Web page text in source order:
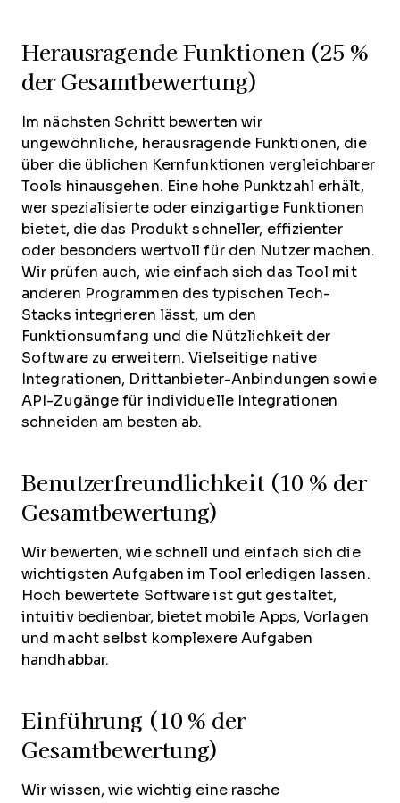
Herausragende Funktionen (25 %
der Gesamtbewertung)
Im nächsten Schritt bewerten wir
ungewöhnliche, herausragende Funktionen, die
über die üblichen Kernfunktionen vergleichbarer
Tools hinausgehen. Eine hohe Punktzahl erhält,
wer spezialisierte oder einzigartige Funktionen
bietet, die das Produkt schneller, effizienter
oder besonders wertvoll für den Nutzer machen.
Wir prüfen auch, wie einfach sich das Tool mit
anderen Programmen des typischen Tech-
Stacks integrieren lässt, um den
Funktionsumfang und die Nützlichkeit der
Software zu erweitern. Vielseitige native
Integrationen, Drittanbieter-Anbindungen sowie
API-Zugänge für individuelle Integrationen
schneiden am besten ab.
Benutzerfreundlichkeit (10 % der
Gesamtbewertung)
Wir bewerten, wie schnell und einfach sich die
wichtigsten Aufgaben im Tool erledigen lassen.
Hoch bewertete Software ist gut gestaltet,
intuitiv bedienbar, bietet mobile Apps, Vorlagen
und macht selbst komplexere Aufgaben
handhabbar.
Einführung (10 % der
Gesamtbewertung)
Wir wissen, wie wichtig eine rasche